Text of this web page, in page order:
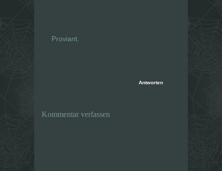
Proviant.
Antworten
Kommentar verfassen